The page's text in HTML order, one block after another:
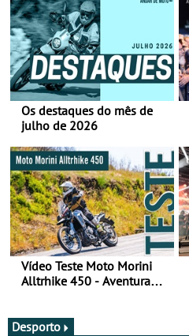
Os destaques do mês de
julho de 2026
Vídeo Teste Moto Morini
Alltrhike 450 - Aventura
Desporto